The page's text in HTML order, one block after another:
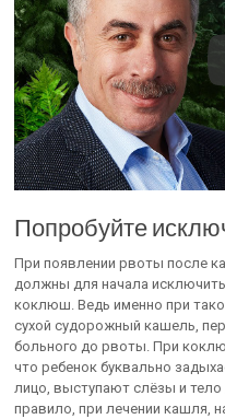
Попробуйте
При появлении рвоты после
должны для начала
коклюш. Ведь именно при
сухой судорожный кашель,
больного до рвоты. При
что ребенок буквально
лицо, выступают слёзы и
правило, при лечении кашля,